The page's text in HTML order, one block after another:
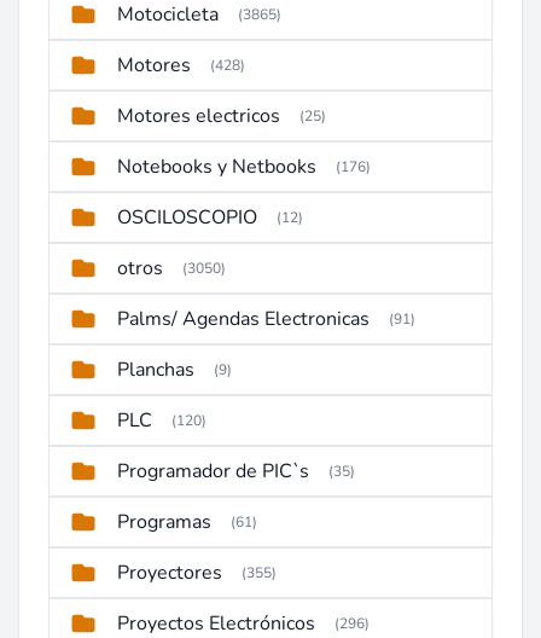
Motocicleta (3865)
Motores (428)
Motores electricos (25)
Notebooks y Netbooks (176)
OSCILOSCOPIO (12)
otros (3050)
Palms/ Agendas Electronicas (91)
Planchas (9)
PLC (120)
Programador de PIC`s (35)
Programas (61)
Proyectores (355)
Proyectos Electrónicos (296)